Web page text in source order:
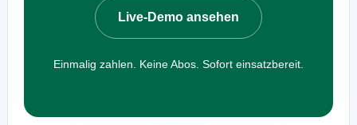
Live-Demo ansehen
Einmalig zahlen. Keine Abos. Sofort einsatzbereit.